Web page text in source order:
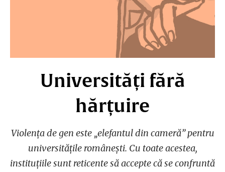
Universități fără
hărțuire
Violența de gen este „elefantul din cameră” pentru
universitățile românești. Cu toate acestea,
instituțiile sunt reticente să accepte că se confruntă